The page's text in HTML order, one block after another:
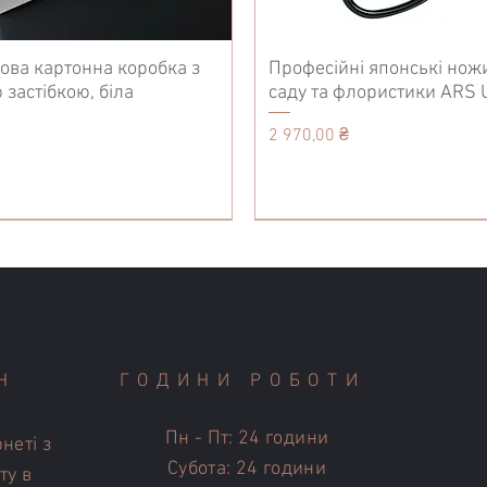
картонна коробка з
біла
Професійні японські
саду та флористики ARS
Ціна
2 970,00 ₴
з
в
ГОДИНИ РОБОТИ
Пн - Пт: 24 години
Субота: 24 години